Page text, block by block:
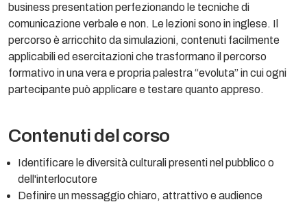
business presentation perfezionando le tecniche di
comunicazione verbale e non. Le lezioni sono in inglese. Il
percorso è arricchito da simulazioni, contenuti facilmente
applicabili ed esercitazioni che trasformano il percorso
formativo in una vera e propria palestra “evoluta” in cui ogni
partecipante può applicare e testare quanto appreso.
Contenuti del corso
Identificare le diversità culturali presenti nel pubblico o
dell'interlocutore
Definire un messaggio chiaro, attrattivo e audience